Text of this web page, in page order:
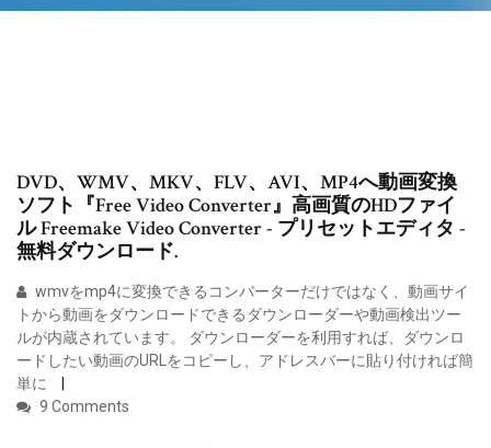
DVD、WMV、MKV、FLV、AVI、MP4へ動画変換
ソフト『Free Video Converter』高画質のHDファイ
ル Freemake Video Converter - プリセットエディタ -
無料ダウンロード.
wmvをmp4に変換できるコンバーターだけではなく、動画サイ
トから動画をダウンロードできるダウンローダーや動画検出ツー
ルが内蔵されています。 ダウンローダーを利用すれば、ダウンロ
ードしたい動画のURLをコピーし、アドレスバーに貼り付ければ簡
単に
9 Comments